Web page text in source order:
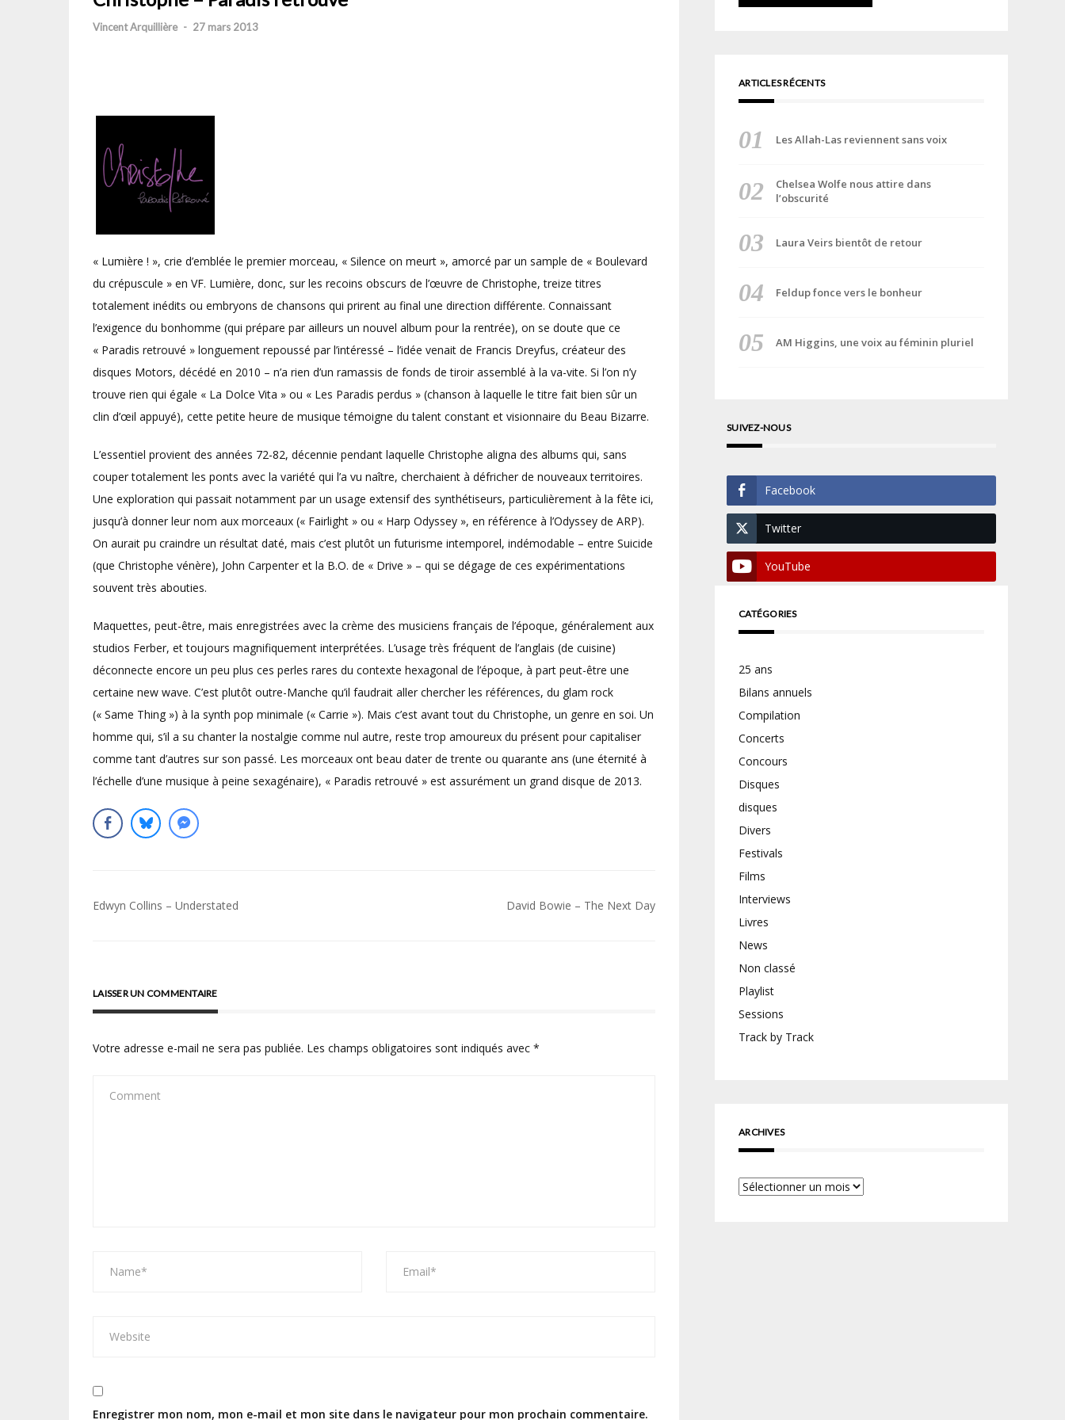
Vincent Arquillière - 27 mars 2013
« Lumière ! », crie d’emblée le premier morceau, « Silence on meurt », amorcé par un sample de « Boulevard
du crépuscule » en VF. Lumière, donc, sur les recoins obscurs de l’œuvre de Christophe, treize titres
totalement inédits ou embryons de chansons qui prirent au final une direction différente. Connaissant
l’exigence du bonhomme (qui prépare par ailleurs un nouvel album pour la rentrée), on se doute que ce
« Paradis retrouvé » longuement repoussé par l’intéressé – l’idée venait de Francis Dreyfus, créateur des
disques Motors, décédé en 2010 – n’a rien d’un ramassis de fonds de tiroir assemblé à la va-vite. Si l’on n’y
trouve rien qui égale « La Dolce Vita » ou « Les Paradis perdus » (chanson à laquelle le titre fait bien sûr un
clin d’œil appuyé), cette petite heure de musique témoigne du talent constant et visionnaire du Beau Bizarre.
L’essentiel provient des années 72-82, décennie pendant laquelle Christophe aligna des albums qui, sans
couper totalement les ponts avec la variété qui l’a vu naître, cherchaient à défricher de nouveaux territoires.
Une exploration qui passait notamment par un usage extensif des synthétiseurs, particulièrement à la fête ici,
jusqu’à donner leur nom aux morceaux (« Fairlight » ou « Harp Odyssey », en référence à l’Odyssey de ARP).
On aurait pu craindre un résultat daté, mais c’est plutôt un futurisme intemporel, indémodable – entre Suicide
(que Christophe vénère), John Carpenter et la B.O. de « Drive » – qui se dégage de ces expérimentations
souvent très abouties.
Maquettes, peut-être, mais enregistrées avec la crème des musiciens français de l’époque, généralement aux
studios Ferber, et toujours magnifiquement interprétées. L’usage très fréquent de l’anglais (de cuisine)
déconnecte encore un peu plus ces perles rares du contexte hexagonal de l’époque, à part peut-être une
certaine new wave. C’est plutôt outre-Manche qu’il faudrait aller chercher les références, du glam rock
(« Same Thing ») à la synth pop minimale (« Carrie »). Mais c’est avant tout du Christophe, un genre en soi. Un
homme qui, s’il a su chanter la nostalgie comme nul autre, reste trop amoureux du présent pour capitaliser
comme tant d’autres sur son passé. Les morceaux ont beau dater de trente ou quarante ans (une éternité à
l’échelle d’une musique à peine sexagénaire), « Paradis retrouvé » est assurément un grand disque de 2013.
Navigation
Edwyn Collins – Understated David Bowie – The Next Day
LAISSER UN COMMENTAIRE
Votre adresse e-mail ne sera pas publiée. Les champs obligatoires sont indiqués avec *
Enregistrer mon nom, mon e-mail et mon site dans le navigateur pour mon prochain commentaire.
ARTICLES RÉCENTS
Les Allah-Las reviennent sans voix
Chelsea Wolfe nous attire dans
l’obscurité
Laura Veirs bientôt de retour
Feldup fonce vers le bonheur
AM Higgins, une voix au féminin pluriel
SUIVEZ-NOUS
Facebook
Twitter
YouTube
CATÉGORIES
25 ans
Bilans annuels
Compilation
Concerts
Concours
Disques
disques
Divers
Festivals
Films
Interviews
Livres
News
Non classé
Playlist
Sessions
Track by Track
ARCHIVES
Archives